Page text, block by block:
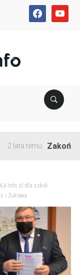
facebookyoutube
Zakończono
mln zł dla szkół
i Żukowa